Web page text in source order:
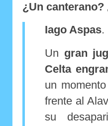
¿Un canterano?
Iago Aspas.
Un gran
Celta
un
frente al
su